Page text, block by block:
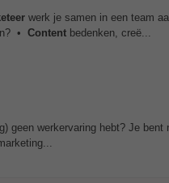
werk je samen in een team
• Content bedenken, creë...
werkervaring hebt? Je bent